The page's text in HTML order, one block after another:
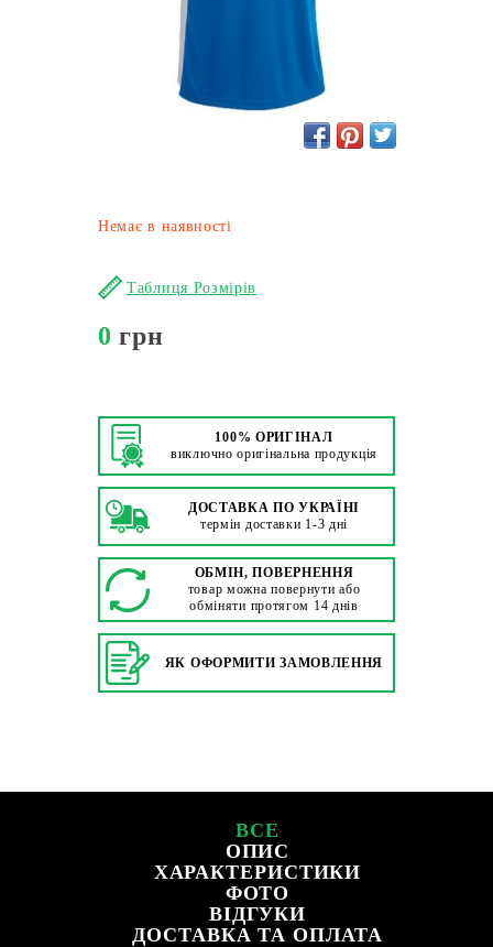
Немає в наявності
Таблиця Розмірів
0 грн
100% ОРИГІНАЛ
виключно оригінальна продукція
ДОСТАВКА ПО УКРАЇНІ
термін доставки 1-3 дні
ОБМІН, ПОВЕРНЕННЯ
товар можна повернути або
обміняти протягом 14 днів
ЯК ОФОРМИТИ ЗАМОВЛЕННЯ
ВСЕ
ОПИС
ХАРАКТЕРИСТИКИ
ФОТО
ВІДГУКИ
ДОСТАВКА ТА ОПЛАТА